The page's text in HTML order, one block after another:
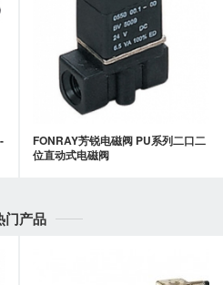
FONRAY芳锐电磁阀 PU系列二口二
位直动式电磁阀
门产品